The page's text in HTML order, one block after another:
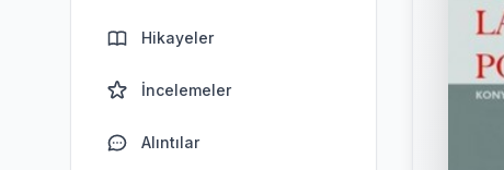
Hikayeler
İncelemeler
Alıntılar